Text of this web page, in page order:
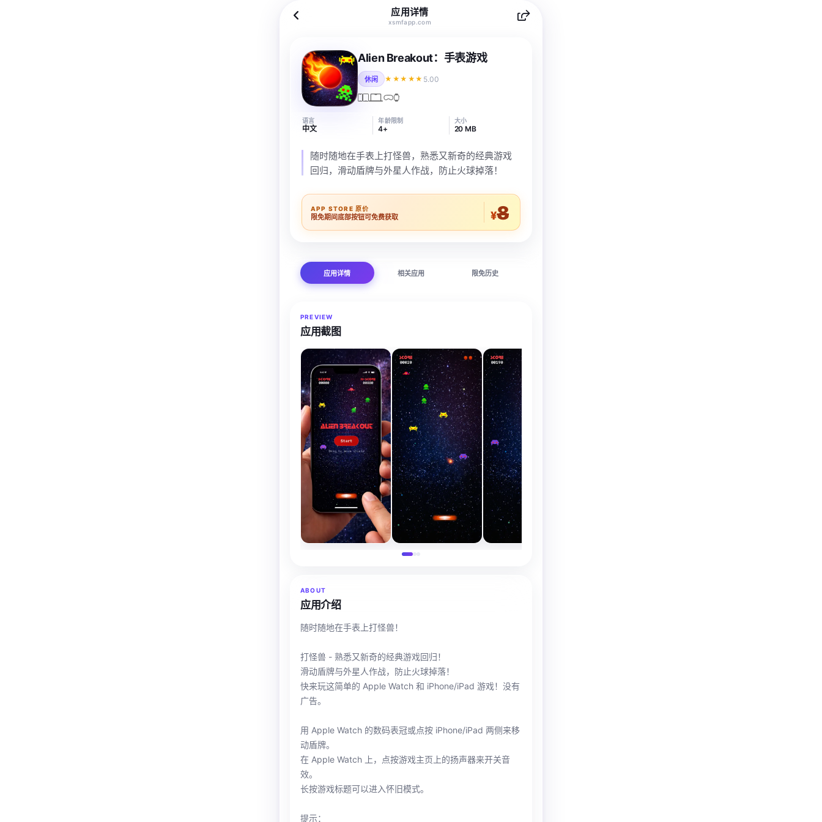
应用详情
xsmfapp.com
Alien Breakout：手表游戏
休闲 ★★★★★ 5.00
语言
中文
年龄限制
4+
大小
20 MB
随时随地在手表上打怪兽，熟悉又新奇的经典游戏
回归，滑动盾牌与外星人作战，防止火球掉落！
APP STORE 原价
限免期间底部按钮可免费获取 ¥8
应用详情 相关应用 限免历史
PREVIEW
应用截图
ABOUT
应用介绍
随时随地在手表上打怪兽！
打怪兽 - 熟悉又新奇的经典游戏回归！
滑动盾牌与外星人作战，防止火球掉落！
快来玩这简单的 Apple Watch 和 iPhone/iPad 游戏！没有
广告。
用 Apple Watch 的数码表冠或点按 iPhone/iPad 两侧来移
动盾牌。
在 Apple Watch 上，点按游戏主页上的扬声器来开关音
效。
长按游戏标题可以进入怀旧模式。
提示：